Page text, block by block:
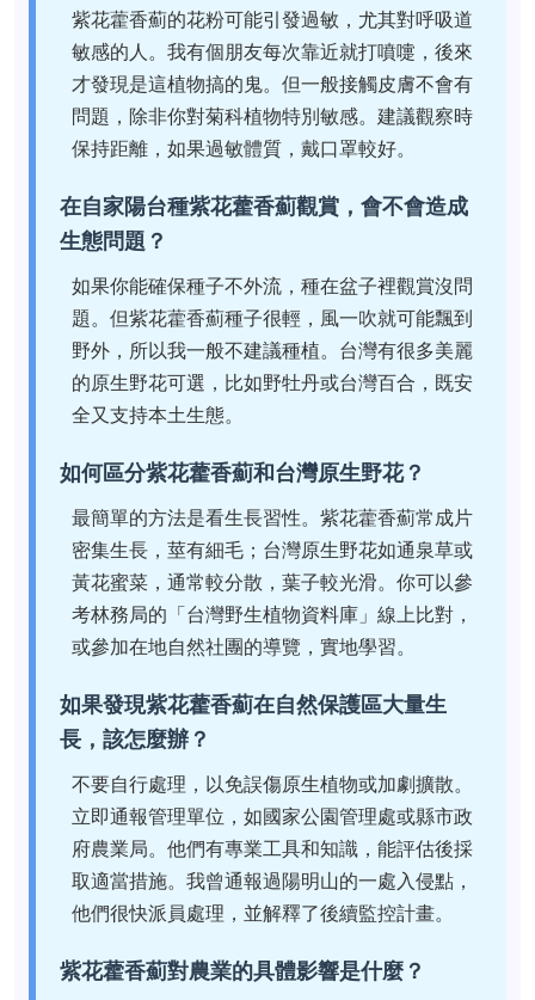
紫花藿香薊的花粉可能引發過敏，尤其對呼吸道
敏感的人。我有個朋友每次靠近就打噴嚏，後來
才發現是這植物搞的鬼。但一般接觸皮膚不會有
問題，除非你對菊科植物特別敏感。建議觀察時
保持距離，如果過敏體質，戴口罩較好。
在自家陽台種紫花藿香薊觀賞，會不會造成
生態問題？
如果你能確保種子不外流，種在盆子裡觀賞沒問
題。但紫花藿香薊種子很輕，風一吹就可能飄到
野外，所以我一般不建議種植。台灣有很多美麗
的原生野花可選，比如野牡丹或台灣百合，既安
全又支持本土生態。
如何區分紫花藿香薊和台灣原生野花？
最簡單的方法是看生長習性。紫花藿香薊常成片
密集生長，莖有細毛；台灣原生野花如通泉草或
黃花蜜菜，通常較分散，葉子較光滑。你可以參
考林務局的「台灣野生植物資料庫」線上比對，
或參加在地自然社團的導覽，實地學習。
如果發現紫花藿香薊在自然保護區大量生
長，該怎麼辦？
不要自行處理，以免誤傷原生植物或加劇擴散。
立即通報管理單位，如國家公園管理處或縣市政
府農業局。他們有專業工具和知識，能評估後採
取適當措施。我曾通報過陽明山的一處入侵點，
他們很快派員處理，並解釋了後續監控計畫。
紫花藿香薊對農業的具體影響是什麼？